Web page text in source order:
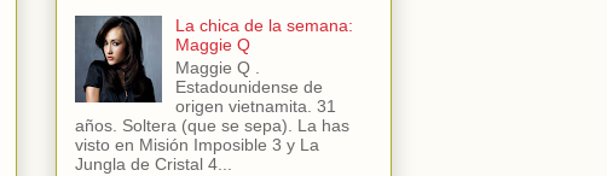
La chica de la semana:
Maggie Q
Maggie Q .
Estadounidense de
origen vietnamita. 31
años. Soltera (que se sepa). La has
visto en Misión Imposible 3 y La
Jungla de Cristal 4...